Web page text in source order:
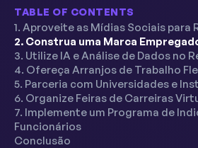
TABLE OF CONTENTS
1. Aproveite as Mídias Sociais para
2. Construa uma Marca
3. Utilize IA e Análise de Dados no
4. Ofereça Arranjos de Trabalho
5. Parceria com Universidades e
6. Organize Feiras de Carreiras
7. Implemente um Programa de
Funcionários
Conclusão